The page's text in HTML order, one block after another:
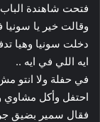
فتحت شاهندة
وقالت خير يا
دخلت سونيا وهيا
ايه اللي في ايه ..
في حفلة ولا انتو
احتفل وأكل مشاوي
فقال سمير بضيق